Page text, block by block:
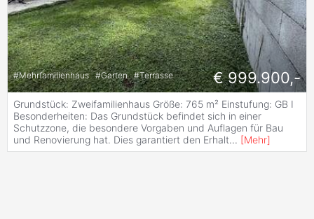
#Mehrfamilienhaus #Garten #Terrasse € 999.900,-
Grundstück: Zweifamilienhaus Größe: 765 m² Einstufung: GB I
Besonderheiten: Das Grundstück befindet sich in einer
Schutzzone, die besondere Vorgaben und Auflagen für Bau
und Renovierung hat. Dies garantiert den Erhalt... [Mehr]